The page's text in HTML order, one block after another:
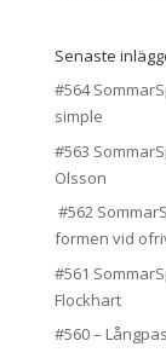
Senaste
#564
simple
#563
Olsson
#562
formen vid
#561
Flockhart
#560 –